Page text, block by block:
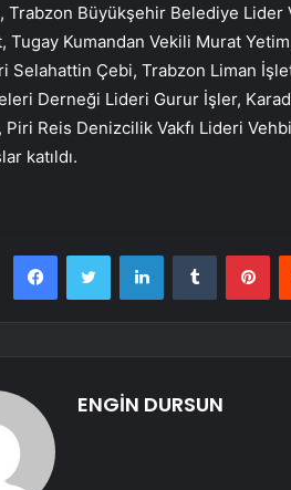
Trabzon Büyükşehir Belediye Lider
Tugay Kumandan Vekili Murat
Selahattin Çebi, Trabzon Liman
Derneği Lideri Gurur İşler,
Piri Reis Denizcilik Vakfı Lideri
katıldı.
FacebookTwitter LinkedInTumblr
ENGİN DURSUN